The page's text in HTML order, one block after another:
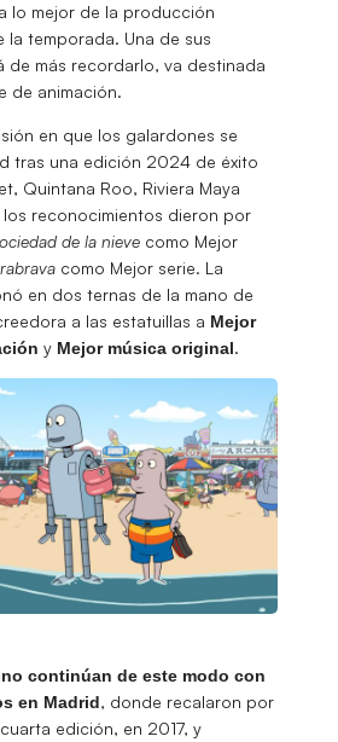
lo mejor de la producción
la temporada. Una de sus
de más recordarlo, va destinada
de animación.
en que los galardones se
tras una edición 2024 de éxito
Quintana Roo, Riviera Maya
los reconocimientos dieron por
de la nieve como Mejor
como Mejor serie. La
en dos ternas de la mano de
a las estatuillas a Mejor
y Mejor música original.
continúan de este modo con
en Madrid, donde recalaron por
edición, en 2017, y